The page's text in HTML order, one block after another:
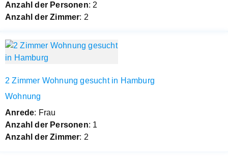
Anzahl der Personen: 2
Anzahl der Zimmer: 2
2 Zimmer Wohnung gesucht in Hamburg
Wohnung
Anrede: Frau
Anzahl der Personen: 1
Anzahl der Zimmer: 2